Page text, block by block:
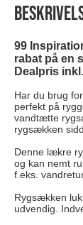
99
rabat på en
Dealpris
Har du brug
perfekt på
vandtætte
rygsækken
Denne lækre
og kan nemt
f.eks.
Rygsækken
udvendig.